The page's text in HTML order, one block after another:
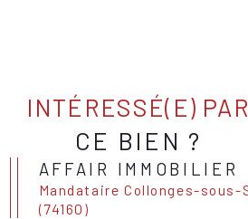
INTÉRESSÉ(E) PAR
CE BIEN ?
AFFAIR IMMOBILIER
Mandataire Collonges-sous-Salève
(74160)